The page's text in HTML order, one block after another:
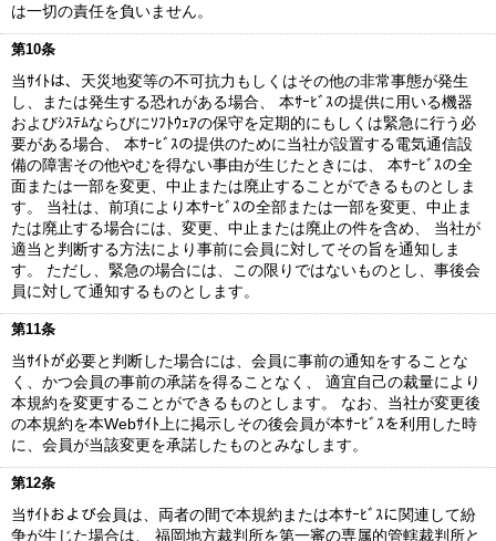
は一切の責任を負いません。
第10条
当ｻｲﾄは、天災地変等の不可抗力もしくはその他の非常事態が発生
し、または発生する恐れがある場合、 本ｻｰﾋﾞｽの提供に用いる機器
およびｼｽﾃﾑならびにｿﾌﾄｳｪｱの保守を定期的にもしくは緊急に行う必
要がある場合、 本ｻｰﾋﾞｽの提供のために当社が設置する電気通信設
備の障害その他やむを得ない事由が生じたときには、 本ｻｰﾋﾞｽの全
面または一部を変更、中止または廃止することができるものとしま
す。 当社は、前項により本ｻｰﾋﾞｽの全部または一部を変更、中止ま
たは廃止する場合には、変更、中止または廃止の件を含め、 当社が
適当と判断する方法により事前に会員に対してその旨を通知しま
す。 ただし、緊急の場合には、この限りではないものとし、事後会
員に対して通知するものとします。
第11条
当ｻｲﾄが必要と判断した場合には、会員に事前の通知をすることな
く、かつ会員の事前の承諾を得ることなく、 適宜自己の裁量により
本規約を変更することができるものとします。 なお、当社が変更後
の本規約を本Webｻｲﾄ上に掲示しその後会員が本ｻｰﾋﾞｽを利用した時
に、会員が当該変更を承諾したものとみなします。
第12条
当ｻｲﾄおよび会員は、両者の間で本規約または本ｻｰﾋﾞｽに関連して紛
争が生じた場合は、 福岡地方裁判所を第一審の専属的管轄裁判所と